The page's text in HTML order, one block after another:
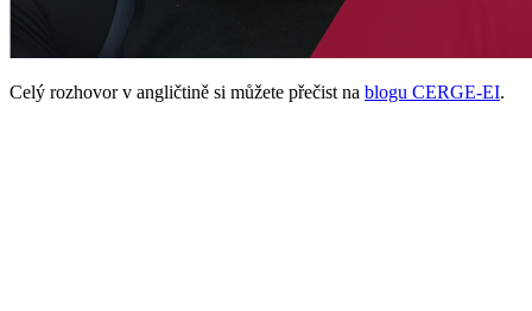
Celý rozhovor v angličtině si můžete přečist na blogu CERGE-EI.